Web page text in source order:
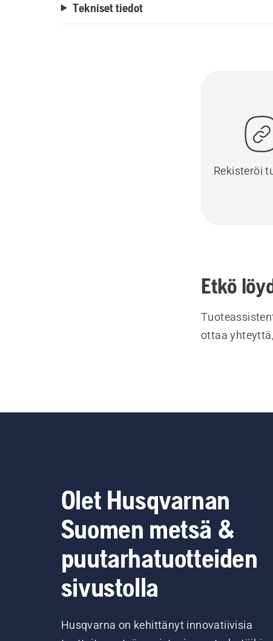
Tekniset tiedot
Rekisteröi
Etkö
ottaa
Olet Husqvarnan
Suomen metsä &
puutarhatuotteiden
sivustolla
Husqvarna on kehittänyt innovatiivisia